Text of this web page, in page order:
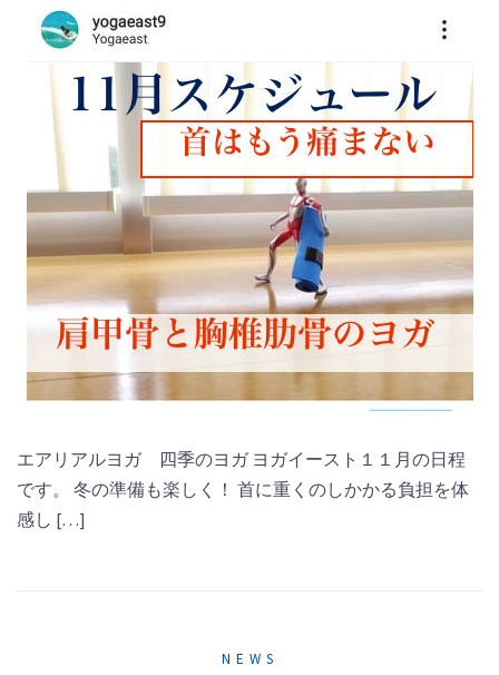
エアリアルヨガ 四季のヨガ ヨガイースト１１月の日程
です。 冬の準備も楽しく！ 首に重くのしかかる負担を体
感し […]
NEWS